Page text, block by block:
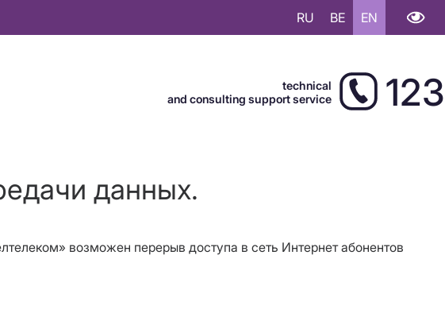
RU BE EN
technical
and consulting support service
123
данных.
возможен перерыв доступа в сеть Интернет абонентов